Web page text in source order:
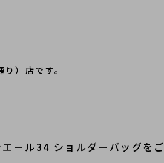
）店です。
ール34 ショルダーバッグをご